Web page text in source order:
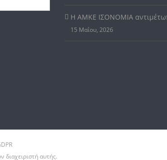
Η ΑΜΚΕ ΙΣΟΝΟΜΙΑ
15 Μαΐου, 2026
αυτής.